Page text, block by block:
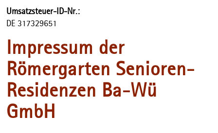
Umsatzsteuer-ID-Nr.:
DE 317329651
Impressum der
Römergarten Senioren-
Residenzen Ba-Wü
GmbH